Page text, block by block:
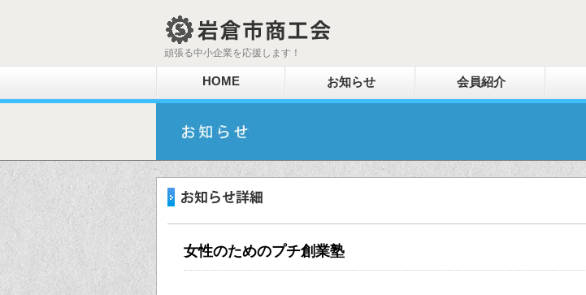
頑張る中小企業を応援します！
HOME お知らせ 会員紹介
女性のためのプチ創業塾